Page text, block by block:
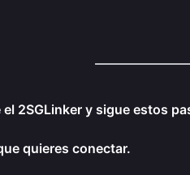
2SGLinker y sigue estos
quieres conectar.